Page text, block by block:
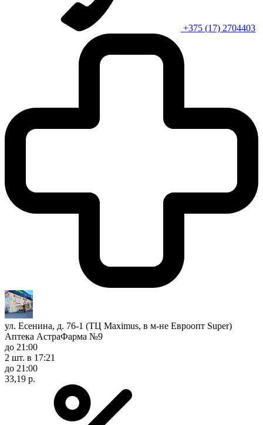
+375 (17) 2704403
ул. Есенина, д. 76-1 (ТЦ Maximus, в м-не Евроопт Super)
Аптека АстраФарма №9
до 21:00
2 шт. в 17:21
до 21:00
33,19 р.